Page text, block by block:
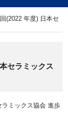
(2022 年度) 日本セ
セラミックス
ミックス協会 進歩